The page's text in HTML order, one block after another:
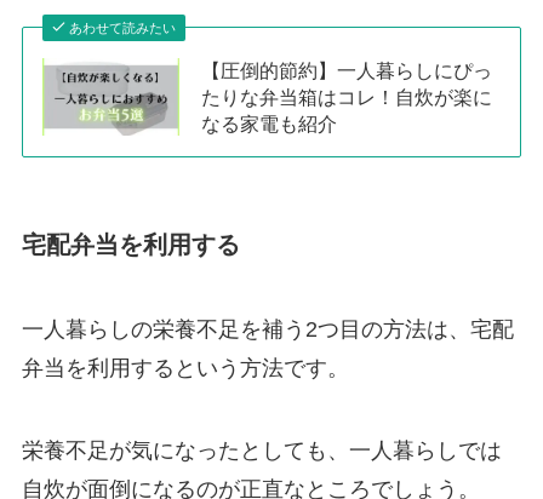
あわせて読みたい
【圧倒的節約】一人暮らしにぴっ
たりな弁当箱はコレ！自炊が楽に
なる家電も紹介
宅配弁当を利用する
一人暮らしの栄養不足を補う2つ目の方法は、宅配
弁当を利用するという方法です。
栄養不足が気になったとしても、一人暮らしでは
自炊が面倒になるのが正直なところでしょう。